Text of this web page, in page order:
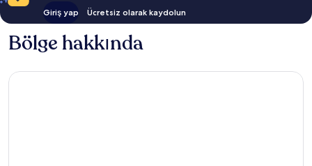
Giriş yap Ücretsiz olarak kaydolun
Bölge hakkında